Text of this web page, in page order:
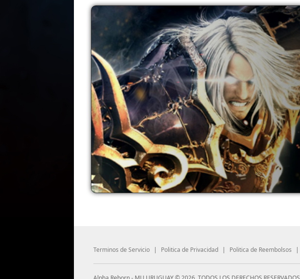
Terminos de Servicio | Politica de Privacidad | Politica de Reembolsos |